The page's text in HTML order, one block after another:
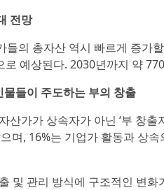
전망
들의 총자산 역시 빠르게 증가
예상된다. 2030년까지 약
들이 주도하는 부의 창출
산가가 상속자가 아닌 ‘부 창
며, 16%는 기업가 활동과 상
및 관리 방식에 구조적인 변